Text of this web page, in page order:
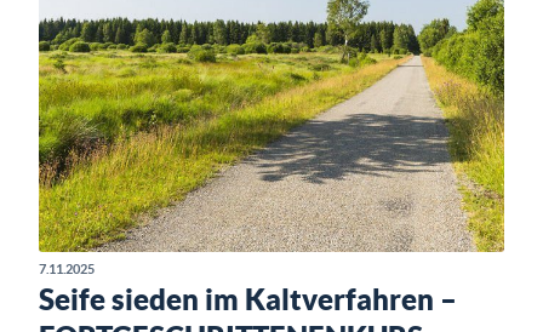
7.11.2025
Seife sieden im Kaltverfahren –